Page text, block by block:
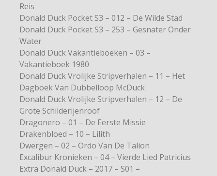
Reis
Donald Duck Pocket S3 – 012 – De Wilde Stad
Donald Duck Pocket S3 – 253 – Gesnater Onder
Water
Donald Duck Vakantieboeken – 03 –
Vakantieboek 1980
Donald Duck Vrolijke Stripverhalen – 11 – Het
Dagboek Van Dubbelloop McDuck
Donald Duck Vrolijke Stripverhalen – 12 – De
Grote Schilderijenroof
Dragonero – 01 – De Eerste Missie
Drakenbloed – 10 – Lilith
Dwergen – 02 – Ordo Van De Talion
Excalibur Kronieken – 04 – Vierde Lied Patricius
Extra Donald Duck – 2017 – S01 –